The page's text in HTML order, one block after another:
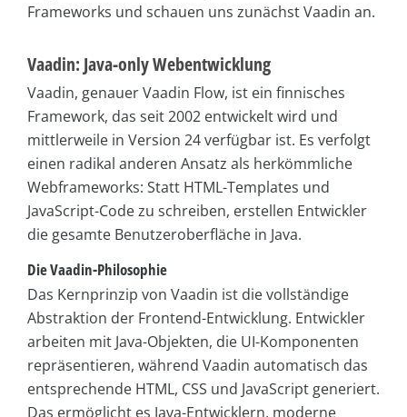
Frameworks und schauen uns zunächst Vaadin an.
Vaadin: Java-only Webentwicklung
Vaadin, genauer Vaadin Flow, ist ein finnisches
Framework, das seit 2002 entwickelt wird und
mittlerweile in Version 24 verfügbar ist. Es verfolgt
einen radikal anderen Ansatz als herkömmliche
Webframeworks: Statt HTML-Templates und
JavaScript-Code zu schreiben, erstellen Entwickler
die gesamte Benutzeroberfläche in Java.
Die Vaadin-Philosophie
Das Kernprinzip von Vaadin ist die vollständige
Abstraktion der Frontend-Entwicklung. Entwickler
arbeiten mit Java-Objekten, die UI-Komponenten
repräsentieren, während Vaadin automatisch das
entsprechende HTML, CSS und JavaScript generiert.
Das ermöglicht es Java-Entwicklern, moderne